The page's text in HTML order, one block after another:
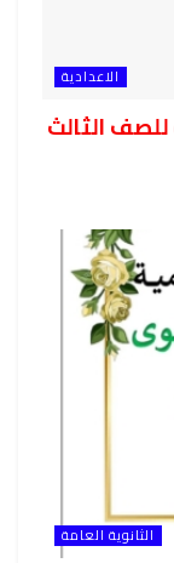
الاعدادية
الثالث
الثانوية العامة